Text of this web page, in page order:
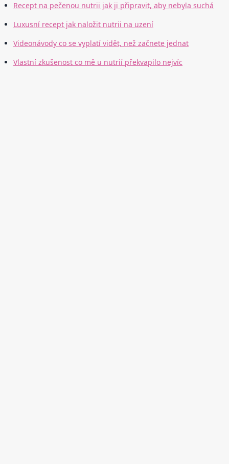
Recept na pečenou nutrii jak ji připravit, aby nebyla suchá
Luxusní recept jak naložit nutrii na uzení
Videonávody co se vyplatí vidět, než začnete jednat
Vlastní zkušenost co mě u nutrií překvapilo nejvíc